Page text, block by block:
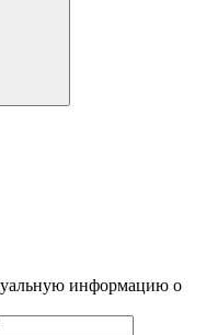
информацию о